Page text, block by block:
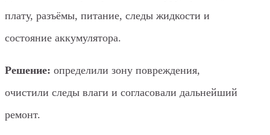
плату, разъёмы, питание, следы жидкости и
состояние аккумулятора.
Решение: определили зону повреждения,
очистили следы влаги и согласовали дальнейший
ремонт.